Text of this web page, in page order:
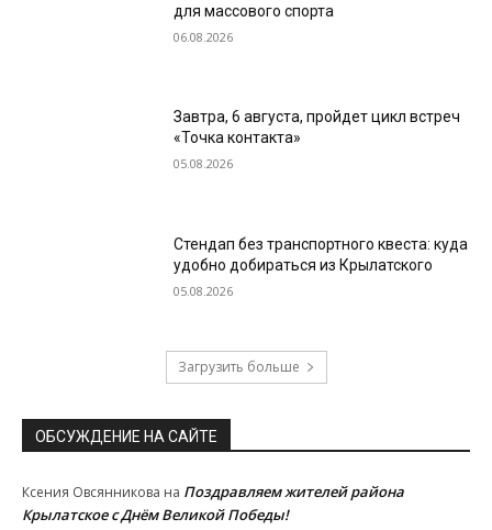
для массового спорта
06.08.2026
Завтра, 6 августа, пройдет цикл встреч
«Точка контакта»
05.08.2026
Стендап без транспортного квеста: куда
удобно добираться из Крылатского
05.08.2026
Загрузить больше
ОБСУЖДЕНИЕ НА САЙТЕ
Ксения Овсянникова на Поздравляем жителей района
Крылатское с Днём Великой Победы!